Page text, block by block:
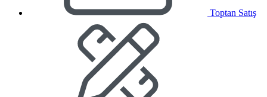
Toptan Satış